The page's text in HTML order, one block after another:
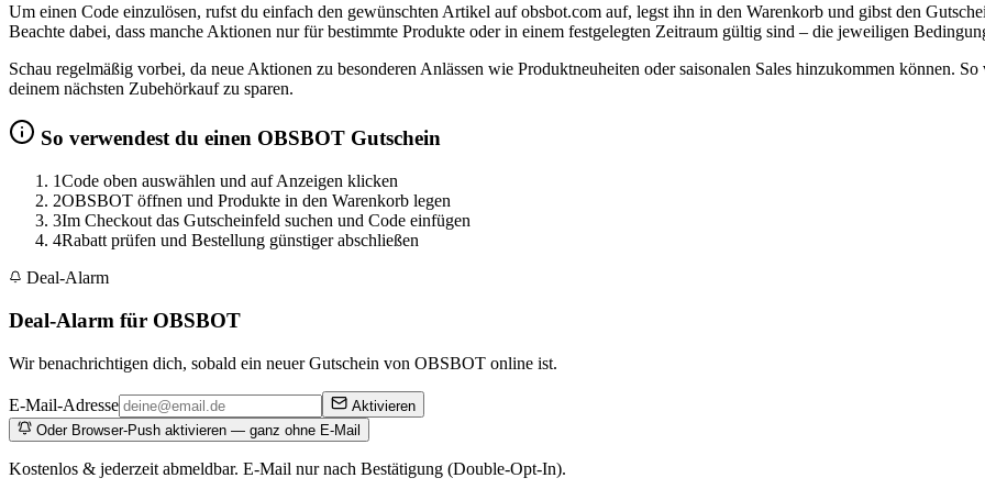
Um einen Code einzulösen, rufst du einfach den gewünschten Artikel auf obsbot.com auf, legst ihn in den Warenkorb und gibst den
Beachte dabei, dass manche Aktionen nur für bestimmte Produkte oder in einem festgelegten Zeitraum gültig sind – die jeweiligen
Schau regelmäßig vorbei, da neue Aktionen zu besonderen Anlässen wie Produktneuheiten oder saisonalen Sales hinzukommen können.
deinem nächsten Zubehörkauf zu sparen.
So verwendest du einen OBSBOT Gutschein
1Code oben auswählen und auf Anzeigen klicken
2OBSBOT öffnen und Produkte in den Warenkorb legen
3Im Checkout das Gutscheinfeld suchen und Code einfügen
4Rabatt prüfen und Bestellung günstiger abschließen
Deal-Alarm
Deal-Alarm für OBSBOT
Wir benachrichtigen dich, sobald ein neuer Gutschein von OBSBOT online ist.
E-Mail-Adresse
Aktivieren
Oder Browser-Push aktivieren — ganz ohne E-Mail
Kostenlos & jederzeit abmeldbar. E-Mail nur nach Bestätigung (Double-Opt-In).